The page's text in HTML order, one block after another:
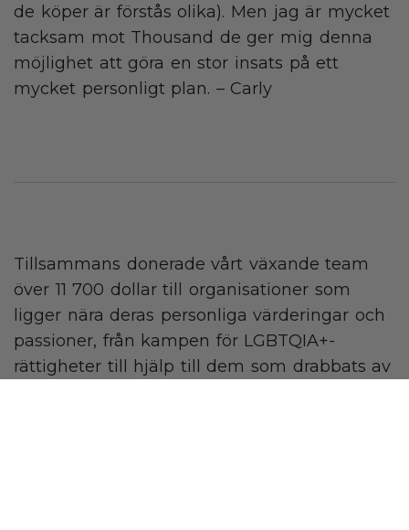
de köper är förstås olika). Men jag är mycket
tacksam mot Thousand de ger mig denna
möjlighet att göra en stor insats på ett
mycket personligt plan. – Carly
Tillsammans donerade vårt växande team
över 11 700 dollar till organisationer som
ligger nära deras personliga värderingar och
passioner, från kampen för LGBTQIA+-
rättigheter till hjälp till dem som drabbats av